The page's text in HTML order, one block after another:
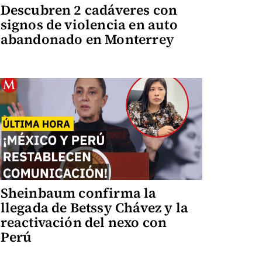
Descubren 2 cadáveres con
signos de violencia en auto
abandonado en Monterrey
Sheinbaum confirma la
llegada de Betssy Chávez y la
reactivación del nexo con
Perú